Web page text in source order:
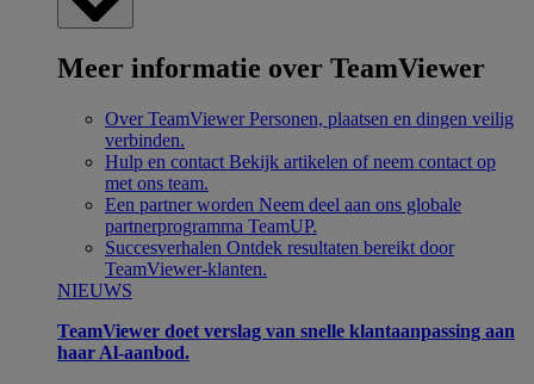
Meer informatie over TeamViewer
Over TeamViewer Personen, plaatsen en dingen veilig
verbinden.
Hulp en contact Bekijk artikelen of neem contact op
met ons team.
Een partner worden Neem deel aan ons globale
partnerprogramma TeamUP.
Succesverhalen Ontdek resultaten bereikt door
TeamViewer-klanten.
NIEUWS
TeamViewer doet verslag van snelle klantaanpassing aan
haar Al-aanbod.